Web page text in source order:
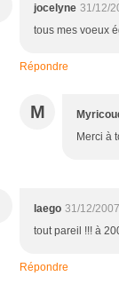
jocelyne 31/12/
tous mes voeux
Répondre
M
Merci à
laego 31/12/
tout pareil !!! à
Répondre